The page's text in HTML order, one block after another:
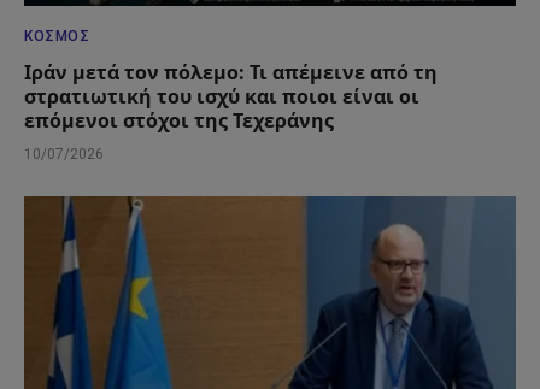
ΚΌΣΜΟΣ
Ιράν μετά τον πόλεμο: Τι απέμεινε από τη
στρατιωτική του ισχύ και ποιοι είναι οι
επόμενοι στόχοι της Τεχεράνης
10/07/2026